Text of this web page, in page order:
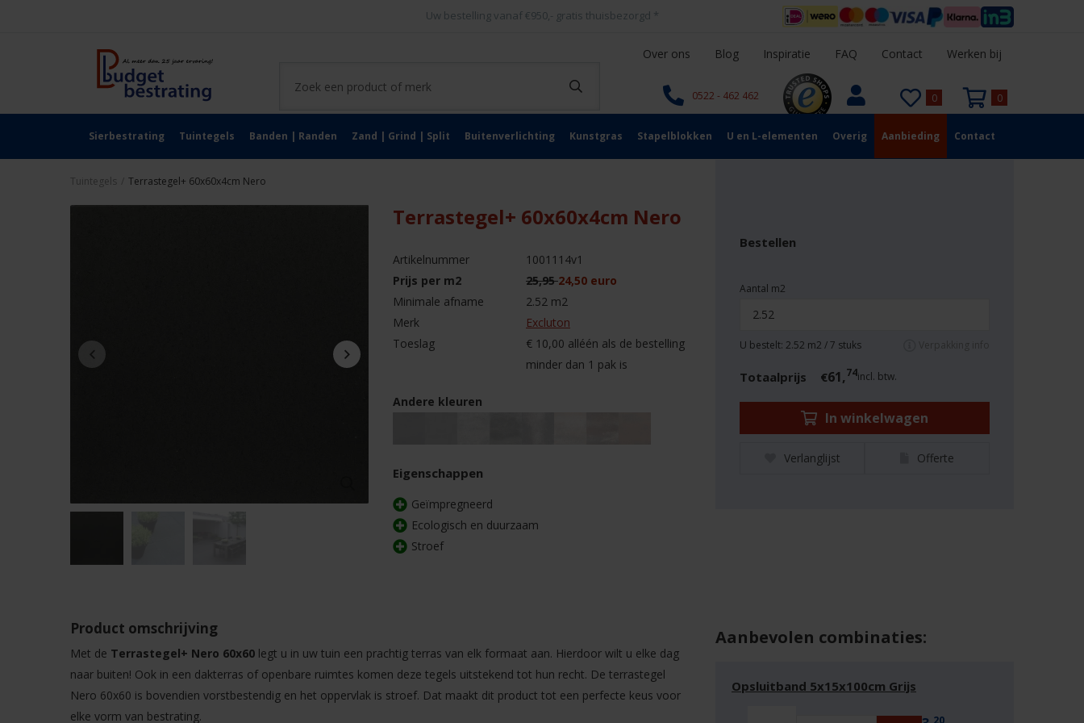
Uw bestelling vanaf €950,- gratis thuisbezorgd *
Over ons Blog Inspiratie FAQ Contact Werken bij
0522 - 462 462 0 0
Sierbestrating Tuintegels Banden | Randen Zand | Grind | Split Buitenverlichting Kunstgras Stapelblokken U en L-elementen Overig Aanbieding Contact
Tuintegels Terrastegel+ 60x60x4cm Nero
Terrastegel+ 60x60x4cm Nero
Artikelnummer
1001114v1
Prijs per m2
25,9524,50 euro
Minimale afname
2.52 m2
Merk
Excluton
Toeslag
€ 10,00 alléén als de bestelling
minder dan 1 pak is
Andere kleuren
Eigenschappen
Geïmpregneerd
Ecologisch en duurzaam
Stroef
Bestellen
Aantal m2
U bestelt: 2.52 m2 /7 stuks Verpakking info
Totaalprijs €61,74incl. btw.
In winkelwagen
Verlanglijst Offerte
Product omschrijving
Met de Terrastegel+ Nero 60x60 legt u in uw tuin een prachtig terras van elk formaat aan. Hierdoor wilt u elke dag
naar buiten! Ook in een dakterras of openbare ruimtes komen deze tegels uitstekend tot hun recht. De terrastegel
Nero 60x60 is bovendien vorstbestendig en het oppervlak is stroef. Dat maakt dit product tot een perfecte keus voor
elke vorm van bestrating.
Aanbevolen combinaties:
Opsluitband 5x15x100cm Grijs
20